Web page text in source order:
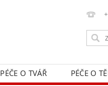
PÉČE O TVÁŘ PÉČE O